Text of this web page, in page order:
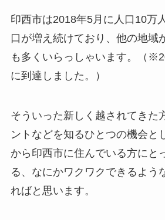
印西市は2018年5月に人口10万
口が増え続けており、他の地域
も多くいらっしゃいます。（
に到達しました。）
そういった新しく越されてきた
ントなどを知るひとつの機会と
から印西市に住んでいる方にと
る、なにかワクワクできるよう
ればと思います。